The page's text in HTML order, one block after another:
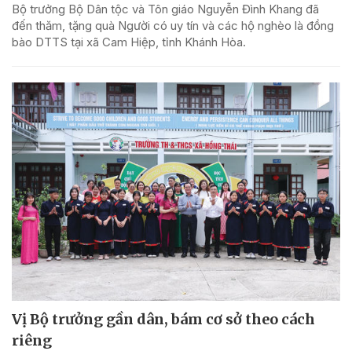
Bộ trưởng Bộ Dân tộc và Tôn giáo Nguyễn Đình Khang đã
đến thăm, tặng quà Người có uy tín và các hộ nghèo là đồng
bào DTTS tại xã Cam Hiệp, tỉnh Khánh Hòa.
Vị Bộ trưởng gần dân, bám cơ sở theo cách
riêng